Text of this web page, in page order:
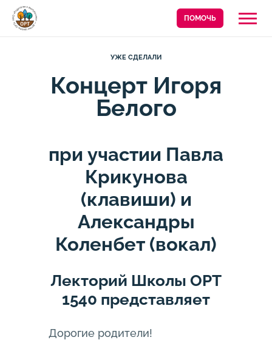
ПОМОЧЬ
УЖЕ СДЕЛАЛИ
Концерт Игоря
Белого
при участии Павла
Крикунова
(клавиши) и
Александры
Коленбет (вокал)
Лекторий Школы ОРТ
1540 представляет
Дорогие родители!